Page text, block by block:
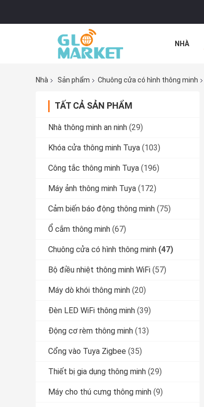
NHÀ
Nhà
Sản phẩm Chuông cửa có hình thông minh
TẤT CẢ SẢN PHẨM
Nhà thông minh an ninh (29)
Khóa cửa thông minh Tuya (103)
Công tắc thông minh Tuya (196)
Máy ảnh thông minh Tuya (172)
Cảm biến báo động thông minh (75)
Ổ cắm thông minh (67)
Chuông cửa có hình thông minh (47)
Bộ điều nhiệt thông minh WiFi (57)
Máy dò khói thông minh (20)
Đèn LED WiFi thông minh (39)
Động cơ rèm thông minh (13)
Cổng vào Tuya Zigbee (35)
Thiết bị gia dụng thông minh (29)
Máy cho thú cưng thông minh (9)